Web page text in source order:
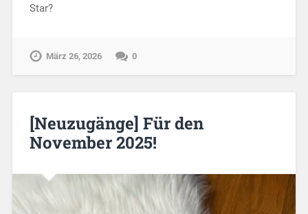
Star?
März 26, 2026 0
[Neuzugänge] Für den
November 2025!